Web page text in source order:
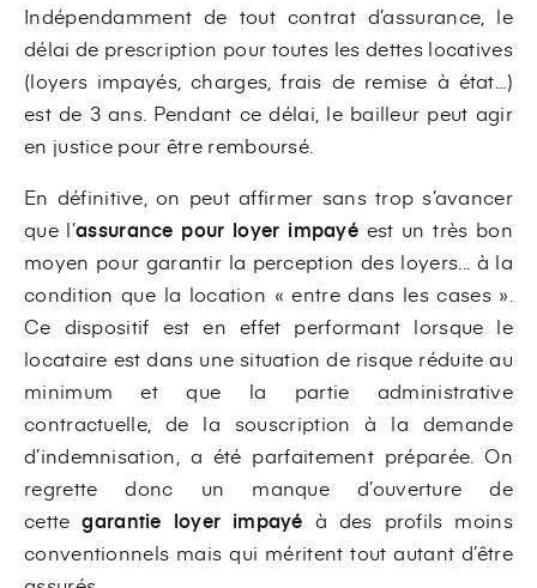
Indépendamment de tout contrat d’assurance, le
délai de prescription pour toutes les dettes locatives
(loyers impayés, charges, frais de remise à état...)
est de 3 ans. Pendant ce délai, le bailleur peut agir
en justice pour être remboursé.
En définitive, on peut affirmer sans trop s’avancer
que l’assurance pour loyer impayé est un très bon
moyen pour garantir la perception des loyers... à la
condition que la location « entre dans les cases ».
Ce dispositif est en effet performant lorsque le
locataire est dans une situation de risque réduite au
minimum et que la partie administrative
contractuelle, de la souscription à la demande
d’indemnisation, a été parfaitement préparée. On
regrette donc un manque d’ouverture de
cette garantie loyer impayé à des profils moins
conventionnels mais qui méritent tout autant d’être